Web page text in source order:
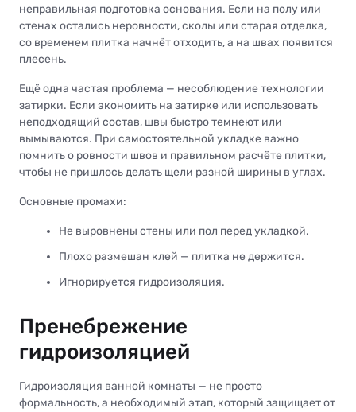
неправильная подготовка основания. Если на полу или
стенах остались неровности, сколы или старая отделка,
со временем плитка начнёт отходить, а на швах появится
плесень.
Ещё одна частая проблема — несоблюдение технологии
затирки. Если экономить на затирке или использовать
неподходящий состав, швы быстро темнеют или
вымываются. При самостоятельной укладке важно
помнить о ровности швов и правильном расчёте плитки,
чтобы не пришлось делать щели разной ширины в углах.
Основные промахи:
Не выровнены стены или пол перед укладкой.
Плохо размешан клей — плитка не держится.
Игнорируется гидроизоляция.
Пренебрежение
гидроизоляцией
Гидроизоляция ванной комнаты — не просто
формальность, а необходимый этап, который защищает от